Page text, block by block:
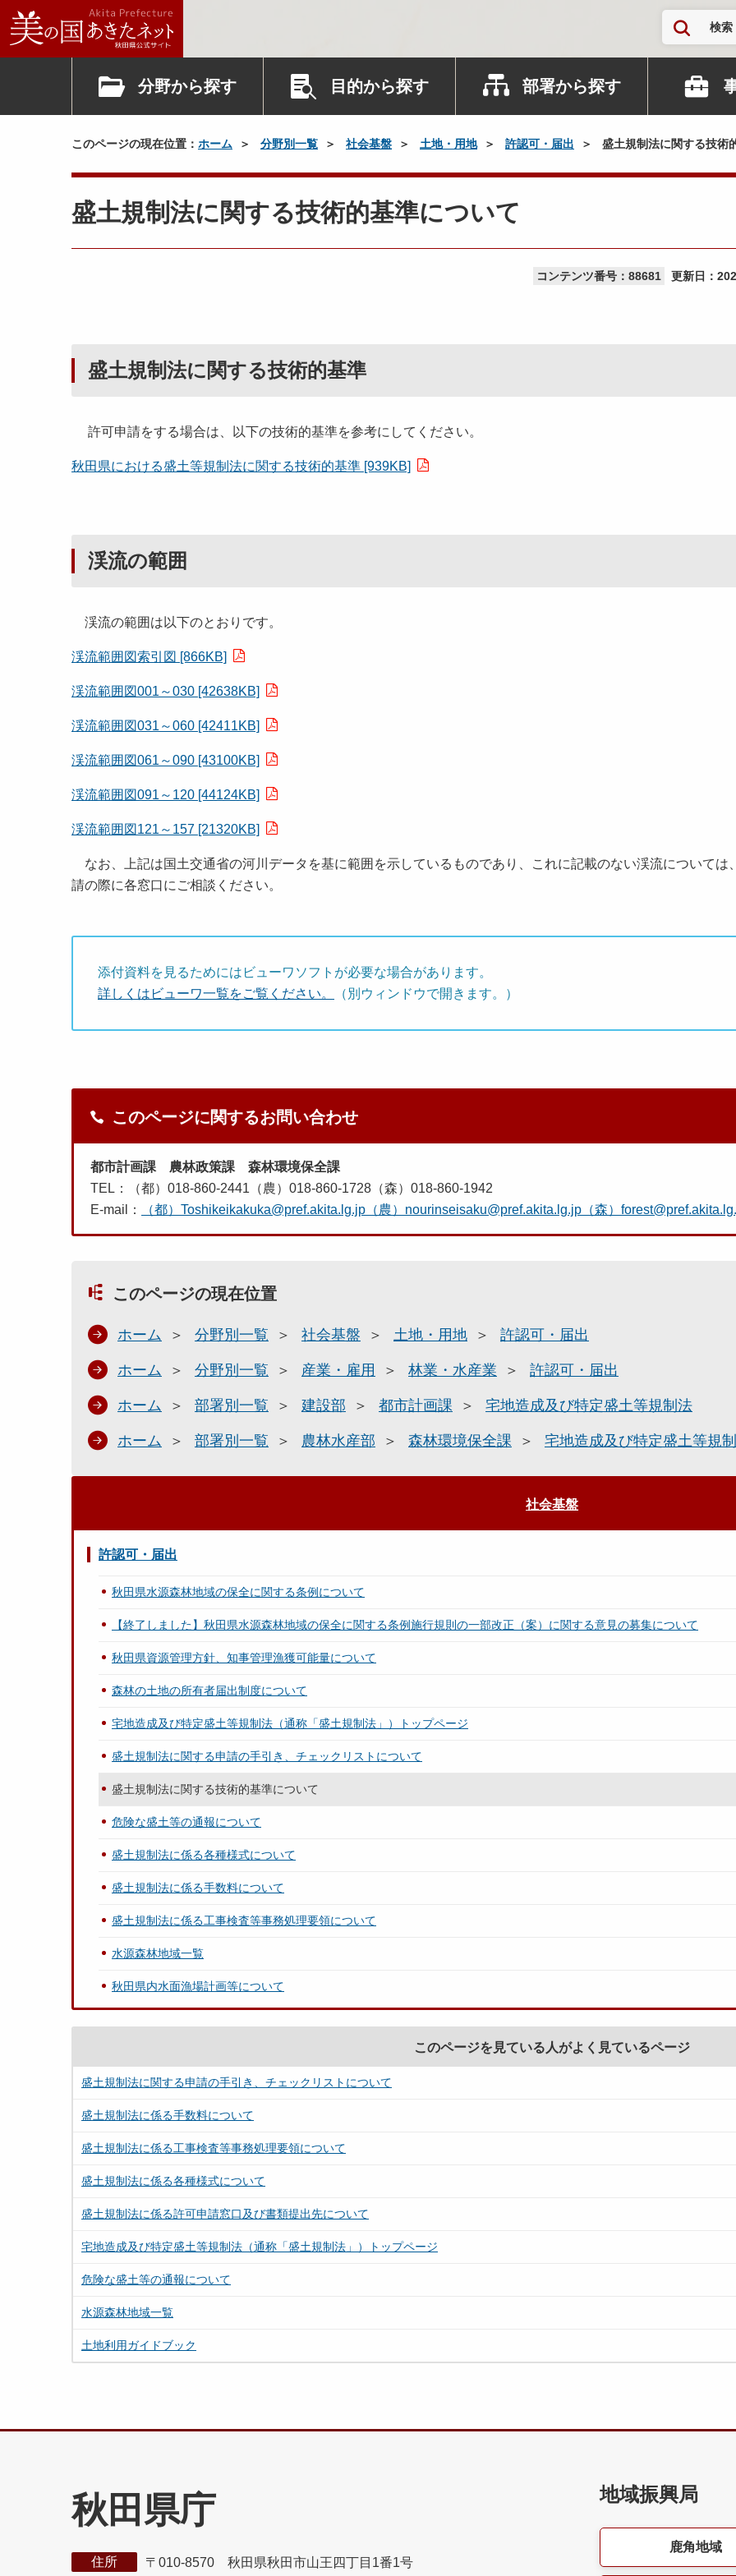
検索
分野から探す 目的から探す 部署から探す
このページの現在位置： ホーム 分野別一覧 社会基盤 土地・用地 許認可・届出 盛土規制法に関する技術
盛土規制法に関する技術的基準について
コンテンツ番号：88681 更新日：
盛土規制法に関する技術的基準
許可申請をする場合は、以下の技術的基準を参考にしてください。
秋田県における盛土等規制法に関する技術的基準 [939KB]
渓流の範囲
渓流の範囲は以下のとおりです。
渓流範囲図索引図 [866KB]
渓流範囲図001～030 [42638KB]
渓流範囲図031～060 [42411KB]
渓流範囲図061～090 [43100KB]
渓流範囲図091～120 [44124KB]
渓流範囲図121～157 [21320KB]
なお、上記は国土交通省の河川データを基に範囲を示しているものであり、これに記載のない渓流については
請の際に各窓口にご相談ください。
添付資料を見るためにはビューワソフトが必要な場合があります。
詳しくはビューワ一覧をご覧ください。
（別ウィンドウで開きます。）
このページに関するお問い合わせ
都市計画課 農林政策課 森林環境保全課
TEL：（都）018-860-2441（農）018-860-1728（森）018-860-1942
E-mail：
（都）Toshikeikakuka@pref.akita.lg.jp（農）nourinseisaku@pref.akita.lg.jp（森）
このページの現在位置
ホーム 分野別一覧 社会基盤 土地・用地 許認可・届出
ホーム 分野別一覧 産業・雇用 林業・水産業 許認可・届出
ホーム 部署別一覧 建設部 都市計画課 宅地造成及び特定盛土等規制法
ホーム 部署別一覧 農林水産部 森林環境保全課 宅地造成及び特定盛土等規
社会基盤
許認可・届出
秋田県水源森林地域の保全に関する条例について
【終了しました】秋田県水源森林地域の保全に関する条例施行規則の一部改正（案）に関する意見の募集について
秋田県資源管理方針、知事管理漁獲可能量について
森林の土地の所有者届出制度について
宅地造成及び特定盛土等規制法（通称「盛土規制法」）トップページ
盛土規制法に関する申請の手引き、チェックリストについて
盛土規制法に関する技術的基準について
危険な盛土等の通報について
盛土規制法に係る各種様式について
盛土規制法に係る手数料について
盛土規制法に係る工事検査等事務処理要領について
水源森林地域一覧
秋田県内水面漁場計画等について
このページを見ている人がよく見ているページ
盛土規制法に関する申請の手引き、チェックリストについて
盛土規制法に係る手数料について
盛土規制法に係る工事検査等事務処理要領について
盛土規制法に係る各種様式について
盛土規制法に係る許可申請窓口及び書類提出先について
宅地造成及び特定盛土等規制法（通称「盛土規制法」）トップページ
危険な盛土等の通報について
水源森林地域一覧
土地利用ガイドブック
秋田県庁
住所 〒010-8570 秋田県秋田市山王四丁目1番1号
地域振興局
鹿角地域